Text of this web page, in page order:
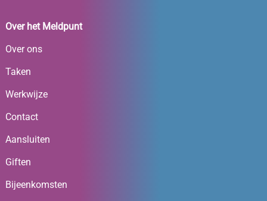
Over het Meldpunt
Over ons
Taken
Werkwijze
Contact
Aansluiten
Giften
Bijeenkomsten